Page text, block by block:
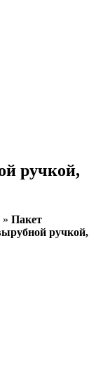
ручкой,
» Пакет
ручкой,